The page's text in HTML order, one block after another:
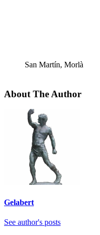
San Martín, Morlà
About The Author
Gelabert
See author's posts